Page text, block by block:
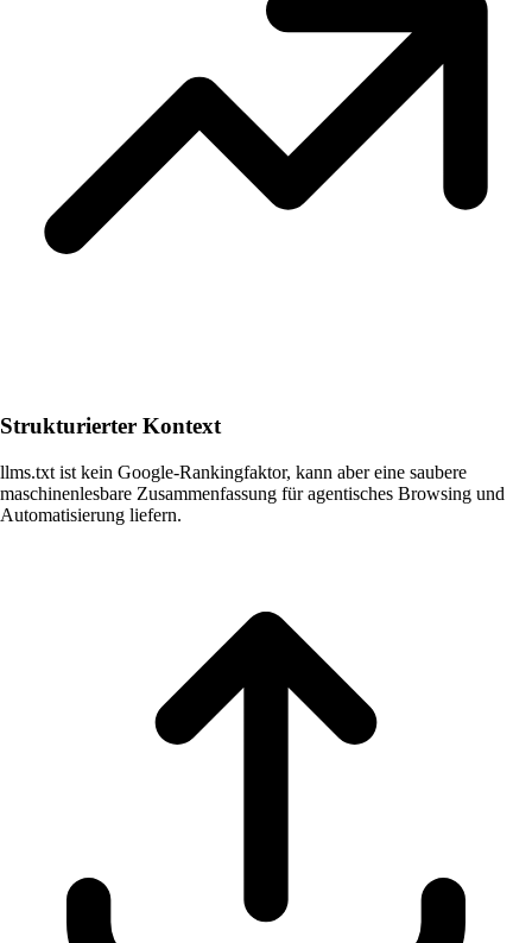
Strukturierter Kontext
llms.txt ist kein Google-Rankingfaktor, kann aber eine saubere
maschinenlesbare Zusammenfassung für agentisches Browsing und
Automatisierung liefern.